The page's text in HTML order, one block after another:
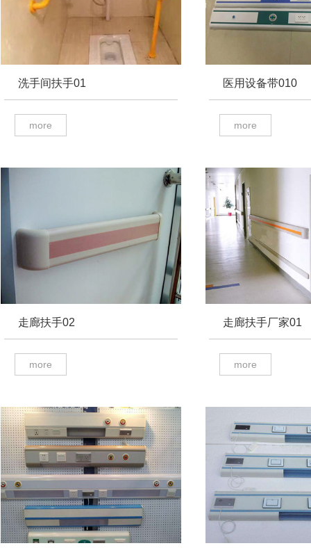
洗手间扶手01
more
医用设备带010
more
走廊扶手02
more
走廊扶手厂家01
more